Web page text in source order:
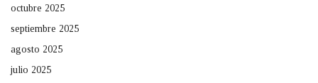
octubre 2025
septiembre 2025
agosto 2025
julio 2025